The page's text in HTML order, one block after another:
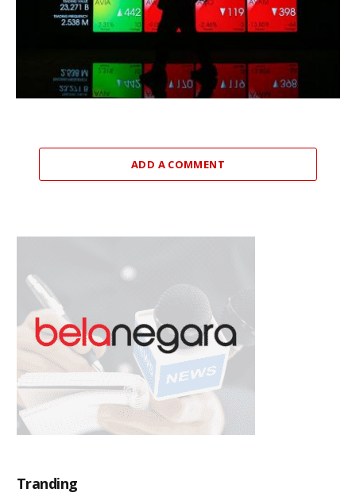
ADD A COMMENT
Tranding